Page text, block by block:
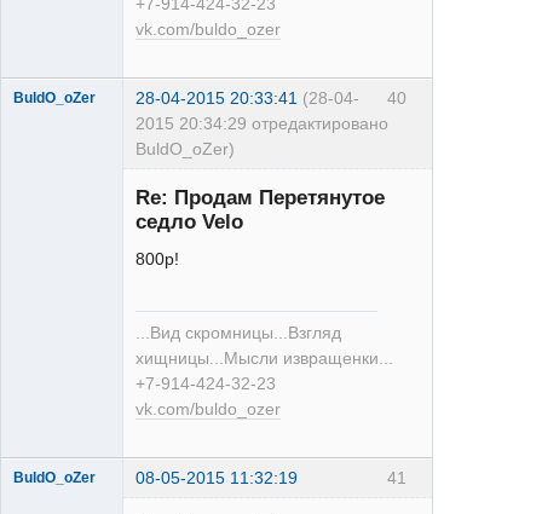
+7-914-424-32-23
vk.com/buldo_ozer
40
BuldO_oZer 28-04-2015 20:33:41 (28-04-
2015 20:34:29 отредактировано
BuldO_oZer)
Re: Продам Перетянутое
седло Velo
800р!
...Вид скромницы...Взгляд
хищницы...Мысли извращенки...
+7-914-424-32-23
vk.com/buldo_ozer
41
BuldO_oZer 08-05-2015 11:32:19